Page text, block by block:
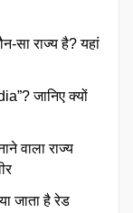
सा राज्य है? यहां
जानिए क्यों
वाला राज्य
जाता है रेड